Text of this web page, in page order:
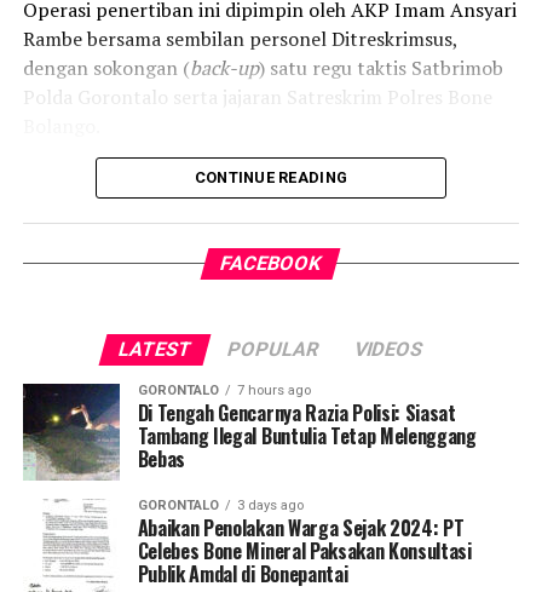
kelestarian ruang hidup mereka.
Operasi penertiban ini dipimpin oleh AKP Imam Ansyari
Rambe bersama sembilan personel Ditreskrimsus,
dengan sokongan (back-up) satu regu taktis Satbrimob
Polda Gorontalo serta jajaran Satreskrim Polres Bone
Kapolda Gorontalo Irjen Pol. Drs. Widodo, S.H., M.H.
difokuskan pada lubang-lubang yang disinyalir aktif
serta rendaman pengolahan material emas di kawasan
tersebut.
“Langkah penyegelan ini bertujuan untuk mendukung
proses penegakan hukum secara tuntas terhadap
praktik PETI di wilayah Kabupaten Bone Bolango,” tegas
Kombes Pol. Maruly Pardede.
Dari hasil penyisiran di Tempat Kejadian Perkara (TKP),
CONTINUE READING
FACEBOOK
LATEST POPULAR VIDEOS
GORONTALO 7 hours ago
Di Tengah Gencarnya Razia Polisi: Siasat
Tambang Ilegal Buntulia Tetap Melenggang
Bebas
GORONTALO 3 days ago
Abaikan Penolakan Warga Sejak 2024: PT
Celebes Bone Mineral Paksakan Konsultasi
Publik Amdal di Bonepantai